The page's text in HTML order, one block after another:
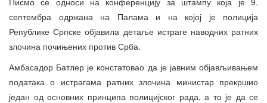
септембра одржана на Палама и на којој је полиција
Републике Српске објавила детаље истраге наводних ратних
злочина почињених против Срба.
Амбасадор Батлер је констатовао да је јавним објављивањем
података о истрагама ратних злочина министар прекршио
један од основних принципа полицијског рада, а то је да се